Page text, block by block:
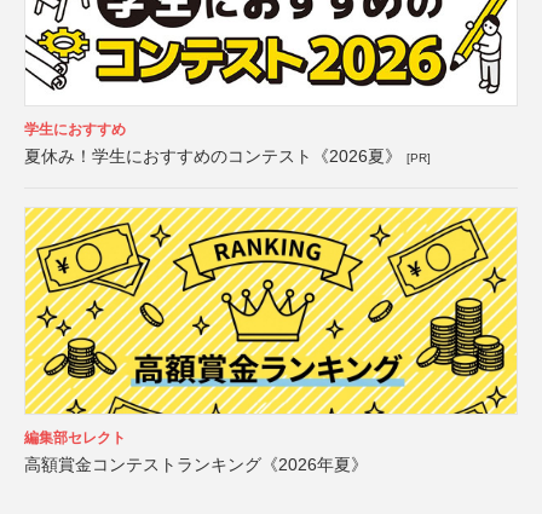
学生におすすめ
夏休み！学生におすすめのコンテスト《2026夏》 [PR]
編集部セレクト
高額賞金コンテストランキング《2026年夏》